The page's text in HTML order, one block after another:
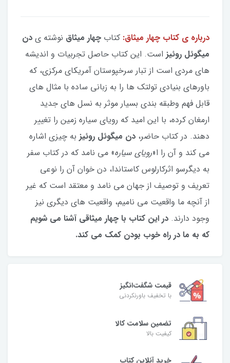
درباره ی کتاب چهار میثاق: کتاب چهار میثاق نوشته ی دن
میگوئل روئیز است. این کتاب حاصل تجربیات و اندیشه
های مردی است از تبار سرخپوستان آمریکای مرکزی، که
باورهای بنیادی تولتک ها را به زبانی ساده با مثال های
قابل فهم وطبقه بندی بسیار موثر به نسل های جدید
ارمغان کرده، با این امید که رویای سیاره زمین را تغییر
دهند. در کتاب حاضر، دن میگوئل روئیز به چیزی اشاره
می کند و آن را ا«رویای سیاره» می نامد که در کتاب سفر
به دیگرسو اثرکارلوس کاستاندا، دن خوان آن را نوعی
تعریف و توصیف از جهان می نامد و معتقد است که غیر
از آنچه ما واقعیت می نامیم، واقعیت های دیگری نیز
وجود دارند. در این کتاب با چهار میثاقی آشنا می شویم
که به ما در راه خوب بودن کمک می کند.
قیمت شگفت‌انگیز
با تخفیف باورنکردنی
تضمین سلامت کالا
کیفیت بالا
خرید آنلاین کتاب